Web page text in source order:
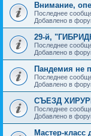
Внимание,
Последнее
Добавлено в
29-й,
Последнее
Добавлено в
Пандемия не
Последнее
Добавлено в
СЪЕЗД
Последнее
Добавлено в
Мастер-класс